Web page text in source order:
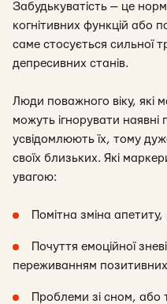
Забудькуватість — це
когнітивних функцій або
саме стосується сильної
депресивних станів.
Люди поважного віку, які
можуть ігнорувати
усвідомлюють їх, тому
своїх близьких. Які
увагою:
Помітна зміна апетиту,
Почуття емоційної
переживанням
Проблеми зі сном, або